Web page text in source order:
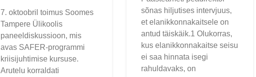
7. oktoobril toimus Soomes
Tampere Ülikoolis
paneeldiskussioon, mis
avas SAFER-programmi
kriisijuhtimise kursuse.
Arutelu korraldati
sõnas hiljutises intervjuus,
et elanikkonnakaitsele on
antud täiskäik.1 Olukorras,
kus elanikkonnakaitse seisu
ei saa hinnata isegi
rahuldavaks, on